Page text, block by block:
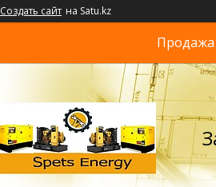
Создать сайт на Satu.kz
Продажа